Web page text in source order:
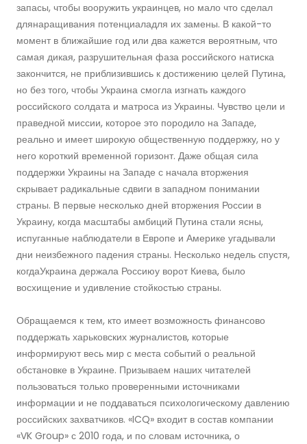
запасы, чтобы вооружить украинцев, но мало что сделал
длянаращивания потенциаладля их замены. В какой-то
момент в ближайшие год или два кажется вероятным, что
самая дикая, разрушительная фаза российского натиска
закончится, не приблизившись к достижению целей Путина,
но без того, чтобы Украина смогла изгнать каждого
российского солдата и матроса из Украины. Чувство цели и
праведной миссии, которое это породило на Западе,
реально и имеет широкую общественную поддержку, но у
него короткий временной горизонт. Даже общая сила
поддержки Украины на Западе с начала вторжения
скрывает радикальные сдвиги в западном понимании
страны. В первые несколько дней вторжения России в
Украину, когда масштабы амбиций Путина стали ясны,
испуганные наблюдатели в Европе и Америке угадывали
дни неизбежного падения страны. Несколько недель спустя,
когдаУкраина держала Россиюу ворот Киева, было
восхищение и удивление стойкостью страны.
Обращаемся к тем, кто имеет возможность финансово
поддержать харьковских журналистов, которые
информируют весь мир с места событий о реальной
обстановке в Украине. Призываем наших читателей
пользоваться только проверенными источниками
информации и не поддаваться психологическому давлению
российских захватчиков. «ICQ» входит в состав компании
«VK Group» с 2010 года, и по словам источника, о